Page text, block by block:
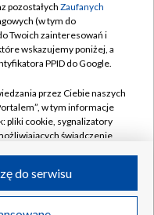
w likwidacji
pozostałych Zaufanych
(w tym do
Twoich zainteresowań i
wskazujemy poniżej, a
PPID do Google.
przez Ciebie naszych
w tym informacje
pliki cookie, sygnalizatory
świadczenie
przez Ciebie
do serwisu